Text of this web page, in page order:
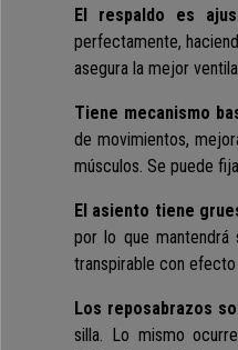
El respaldo es
perfectamente,
asegura la mejor
Tiene mecanismo
de movimientos,
músculos. Se puede
El asiento tiene
por lo que mantendrá
transpirable con
Los reposabrazos
silla. Lo mismo